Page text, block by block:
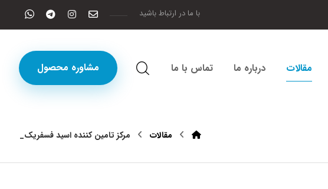
با ما در ارتباط باشید
مشاوره محصول مقالات درباره ما تماس با ما
مقالات مرکز تامین کننده اسید فسفریک_